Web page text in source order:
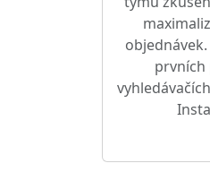
prvních